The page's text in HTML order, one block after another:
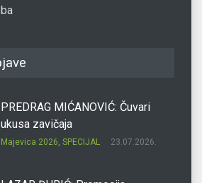
PREDRAG MIĆANOVIĆ: Čuvari
ukusa zavičaja
Majevica 2026, SPECIJAL 23.07.2026.